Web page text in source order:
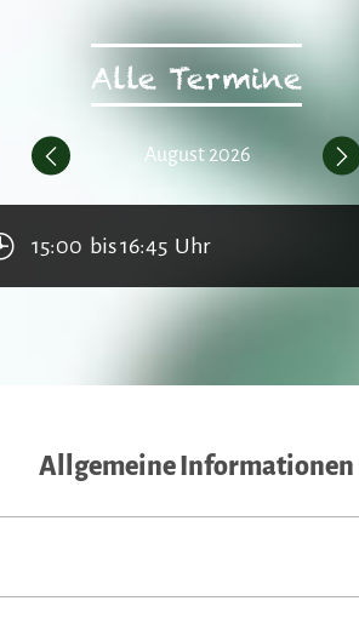
Alle Termine
Previous
August 2026
Next
15:00 bis 16:45 Uhr
Allgemeine Informationen